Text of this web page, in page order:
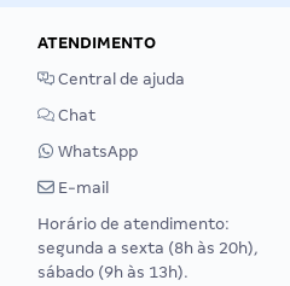
ATENDIMENTO
Central de ajuda
Chat
WhatsApp
E-mail
Horário de atendimento:
segunda a sexta (8h às 20h),
sábado (9h às 13h).